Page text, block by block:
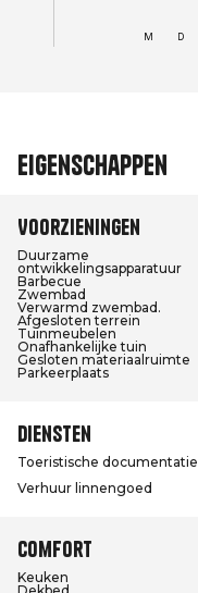
Eigenschappen
Voorzieningen
Duurzame
ontwikkelingsapparatuur
Barbecue
Zwembad
Verwarmd zwembad.
Afgesloten terrein
Tuinmeubelen
Onafhankelijke tuin
Gesloten materiaalruimte
Parkeerplaats
Diensten
Toeristische documentatie
Verhuur linnengoed
Comfort
Keuken